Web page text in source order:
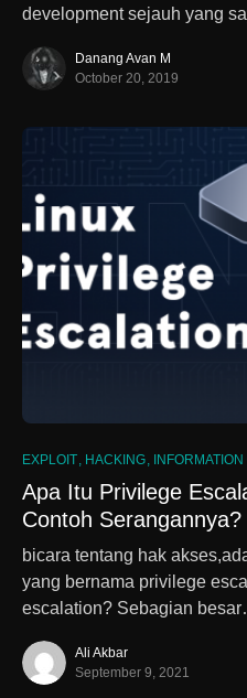
development sejauh yang
Danang Avan M
October 20, 2019
EXPLOIT HACKING
Apa Itu Privilege
Contoh Serangannya?
bicara tentang hak
yang bernama privilege
escalation? Sebagian
Ali Akbar
September 9, 2021